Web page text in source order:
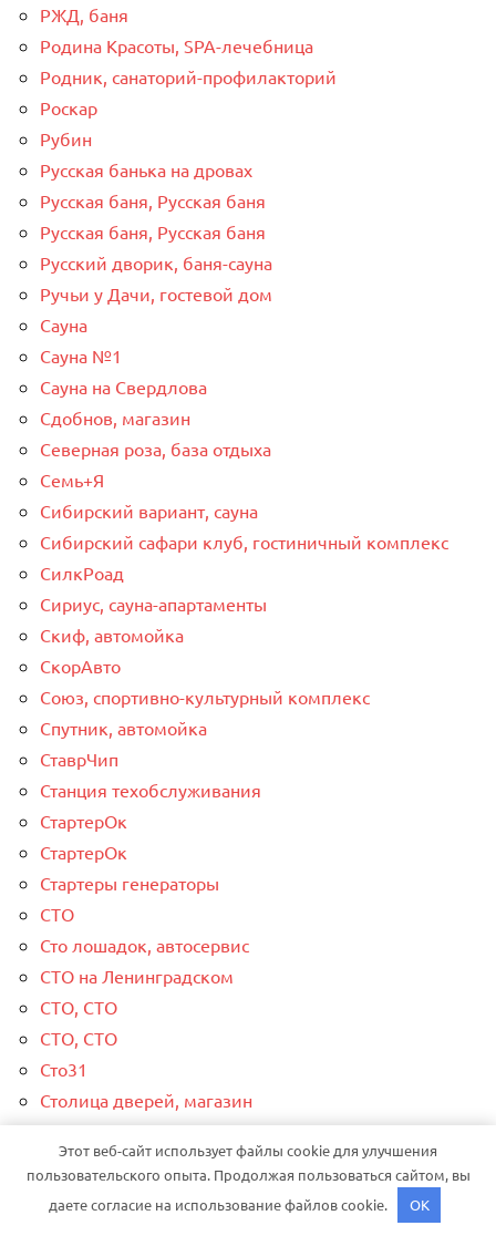
РЖД, баня
Родина Красоты, SPA-лечебница
Родник, санаторий-профилакторий
Роскар
Рубин
Русская банька на дровах
Русская баня, Русская баня
Русская баня, Русская баня
Русский дворик, баня-сауна
Ручьи у Дачи, гостевой дом
Сауна
Сауна №1
Сауна на Свердлова
Сдобнов, магазин
Северная роза, база отдыха
Семь+Я
Сибирский вариант, сауна
Сибирский сафари клуб, гостиничный комплекс
СилкРоад
Сириус, сауна-апартаменты
Скиф, автомойка
СкорАвто
Союз, спортивно-культурный комплекс
Спутник, автомойка
СтаврЧип
Станция техобслуживания
СтартерОк
СтартерОк
Стартеры генераторы
СТО
Сто лошадок, автосервис
СТО на Ленинградском
СТО, СТО
СТО, СТО
Сто31
Столица дверей, магазин
Стоун Авто
Стрелец, сауна
Этот веб-сайт использует файлы cookie для улучшения
пользовательского опыта. Продолжая пользоваться сайтом, вы
даете согласие на использование файлов cookie.
OK